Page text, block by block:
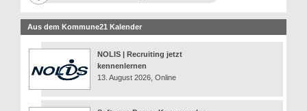
Aus dem Kommune21 Kalender
NOLIS | Recruiting jetzt
kennenlernen
13. August 2026, Online